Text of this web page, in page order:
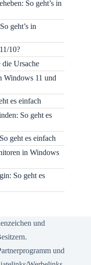
So geht’s in
geht’s in
10?
Ursache
Windows 11 und
es einfach
So geht es
geht es einfach
in Windows
So geht es
und
und